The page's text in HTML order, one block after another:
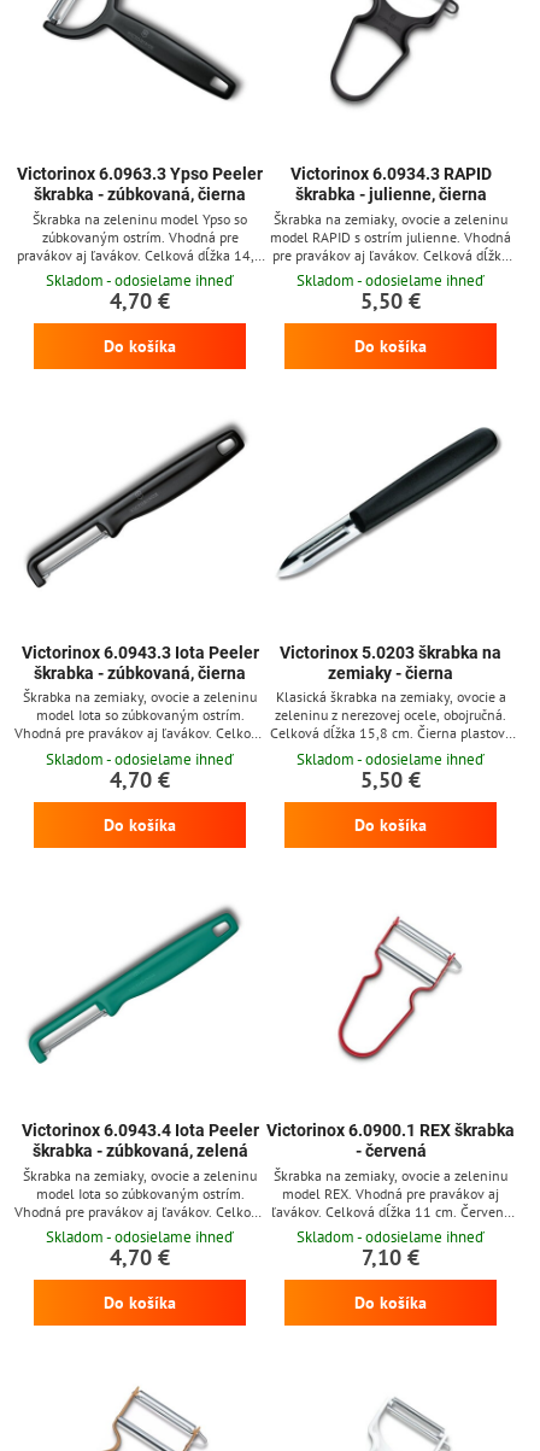
Victorinox 6.0963.3 Ypso Peeler
škrabka - zúbkovaná, čierna
Škrabka na zeleninu model Ypso so
zúbkovaným ostrím. Vhodná pre
pravákov aj ľavákov. Celková dĺžka 14,5
cm. Čierna plastová rukoväť.
Skladom - odosielame ihneď
4,70 €
Do košíka
Victorinox 6.0934.3 RAPID
škrabka - julienne, čierna
Škrabka na zemiaky, ovocie a zeleninu
model RAPID s ostrím julienne. Vhodná
pre pravákov aj ľavákov. Celková dĺžka
11 cm. Čierna plastová rukoväť.
Skladom - odosielame ihneď
5,50 €
Do košíka
Victorinox 6.0943.3 Iota Peeler
škrabka - zúbkovaná, čierna
Škrabka na zemiaky, ovocie a zeleninu
model Iota so zúbkovaným ostrím.
Vhodná pre pravákov aj ľavákov. Celková
dĺžka 16,5 cm. Čierna plastová rukoväť.
Skladom - odosielame ihneď
4,70 €
Do košíka
Victorinox 5.0203 škrabka na
zemiaky - čierna
Klasická škrabka na zemiaky, ovocie a
zeleninu z nerezovej ocele, obojručná.
Celková dĺžka 15,8 cm. Čierna plastová
rukoväť.
Skladom - odosielame ihneď
5,50 €
Do košíka
Victorinox 6.0943.4 Iota Peeler
škrabka - zúbkovaná, zelená
Škrabka na zemiaky, ovocie a zeleninu
model Iota so zúbkovaným ostrím.
Vhodná pre pravákov aj ľavákov. Celková
dĺžka 16,5 cm. Zelená plastová rukoväť.
Skladom - odosielame ihneď
4,70 €
Do košíka
Victorinox 6.0900.1 REX škrabka
- červená
Škrabka na zemiaky, ovocie a zeleninu
model REX. Vhodná pre pravákov aj
ľavákov. Celková dĺžka 11 cm. Červená
hliníková rukoväť.
Skladom - odosielame ihneď
7,10 €
Do košíka